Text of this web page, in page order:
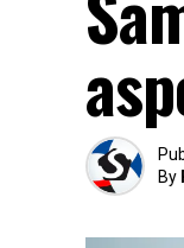
By